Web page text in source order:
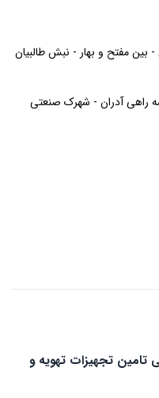
- بین مفتح و بهار - نبش طالبیان
راهی آدران - شهرک صنعتی
تجهیزات تهویه و